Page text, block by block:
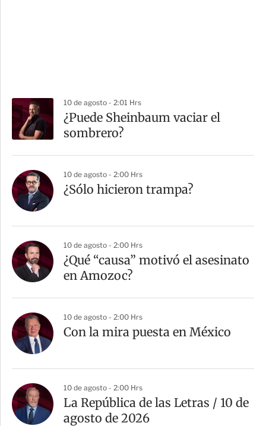
10 de agosto - 2:01 Hrs
¿Puede Sheinbaum vaciar el
sombrero?
10 de agosto - 2:00 Hrs
¿Sólo hicieron trampa?
10 de agosto - 2:00 Hrs
¿Qué “causa” motivó el asesinato
en Amozoc?
10 de agosto - 2:00 Hrs
Con la mira puesta en México
10 de agosto - 2:00 Hrs
La República de las Letras / 10 de
agosto de 2026